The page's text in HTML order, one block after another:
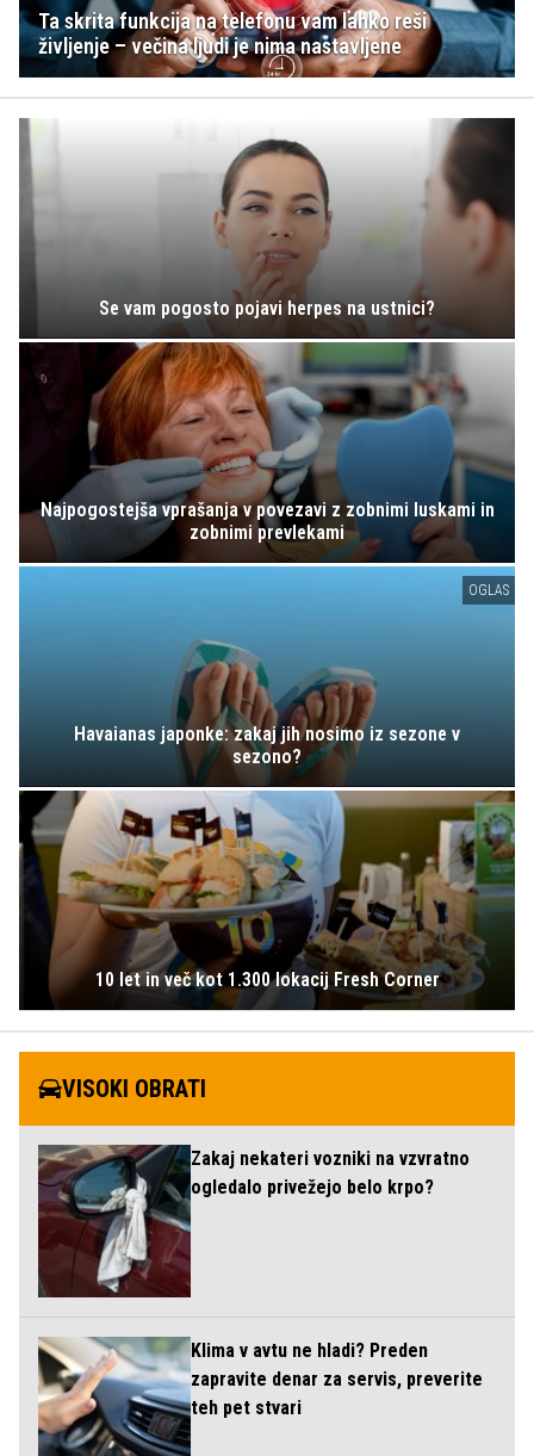
Ta skrita funkcija na telefonu vam lahko reši
življenje – večina ljudi je nima nastavljene
Se vam pogosto pojavi herpes na ustnici?
Najpogostejša vprašanja v povezavi z zobnimi luskami in
zobnimi prevlekami
OGLAS
Havaianas japonke: zakaj jih nosimo iz sezone v
sezono?
10 let in več kot 1.300 lokacij Fresh Corner
VISOKI OBRATI
Zakaj nekateri vozniki na vzvratno
ogledalo privežejo belo krpo?
Klima v avtu ne hladi? Preden
zapravite denar za servis, preverite
teh pet stvari